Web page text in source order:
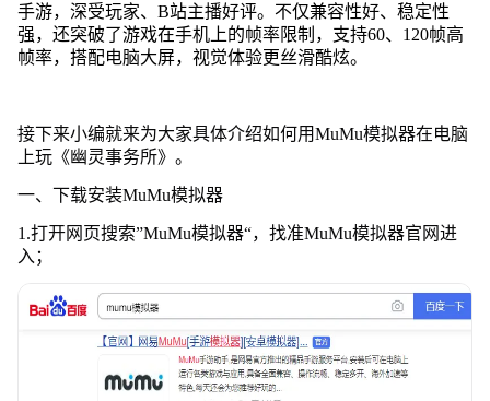
手游，深受玩家、B站主播好评。不仅兼容性好、稳定性
强，还突破了游戏在手机上的帧率限制，支持60、120帧高
帧率，搭配电脑大屏，视觉体验更丝滑酷炫。
接下来小编就来为大家具体介绍如何用MuMu模拟器在电脑
上玩《幽灵事务所》。
一、下载安装MuMu模拟器
1.打开网页搜索”MuMu模拟器“，找准MuMu模拟器官网进
入；